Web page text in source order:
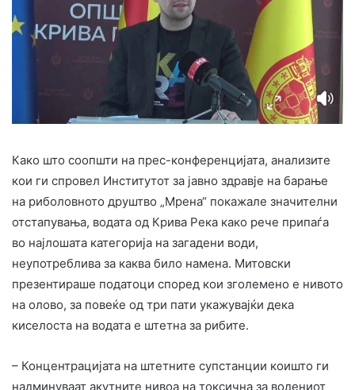
Како што соопшти на прес-конференцијата, анализите
кои ги спровел Институтот за јавно здравје на барање
на риболовното друштво „Мрена“ покажале значителни
отстапувања, водата од Крива Река како рече припаѓа
во најлошата категорија на загадени води,
неупотреблива за каква било намена. Митовски
презентираше податоци според кои зголемено е нивото
на олово, за повеќе од три пати укажувајќи дека
киселоста на водата е штетна за рибите.
– Концентрацијата на штетните супстанции коишто ги
надминуваат акутните нивоа на токсична за водениот